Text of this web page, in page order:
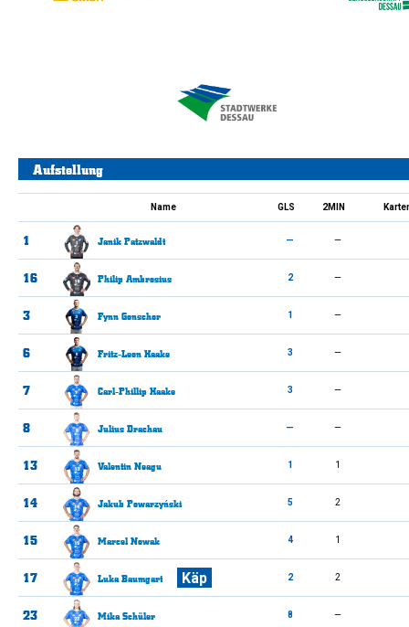
Aufstellung
Name GLS 2MIN
1 Janik Patzwaldt — —
16 Philip Ambrosius 2 —
3 Fynn Gonschor 1 —
6 Fritz-Leon Haake 3 —
7 Carl-Phillip Haake 3 —
8 Julius Drachau — —
13 Valentin Neagu 1 1
14 Jakub Powarzyński 5 2
15 Marcel Nowak 4 1
17 Luka Baumgart Käp 2 2
23 Mika Schüler 8 —